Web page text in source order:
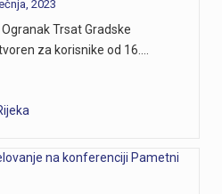
2023
Trsat Gradske
za korisnike od 16.…